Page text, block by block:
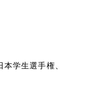
学生選手権、